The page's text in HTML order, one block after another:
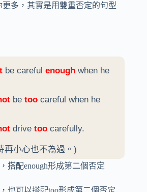
多，其實是用雙重否定的句型
be careful enough when he
be too careful when he
drive too carefully.
再小心也不為過。)
搭配enough形成第二個否定